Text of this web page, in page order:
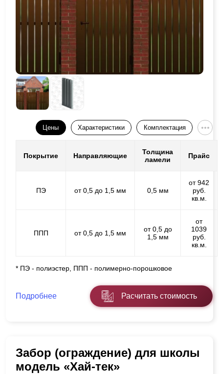
Цены Характеристики Комплектация
Покрытие Направляющие
Толщина
ламели
Прайс
ПЭ от 0,5 до 1,5 мм 0,5 мм
от 942
руб.
кв.м.
ППП от 0,5 до 1,5 мм
от 0,5 до
1,5 мм
от
1039
руб.
кв.м.
* ПЭ - полиэстер, ППП - полимерно-порошковое
Подробнее Расчитать стоимость
Забор (ограждение) для школы
модель «Хай-тек»